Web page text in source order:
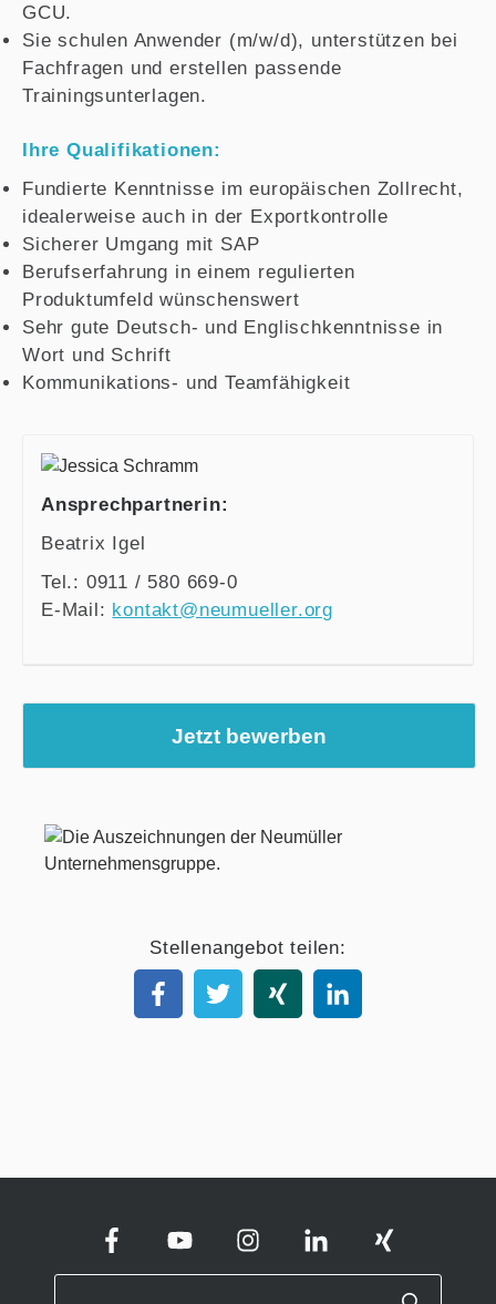
GCU.
Sie schulen Anwender (m/w/d), unterstützen bei
Fachfragen und erstellen passende
Trainingsunterlagen.
Ihre Qualifikationen:
Fundierte Kenntnisse im europäischen Zollrecht,
idealerweise auch in der Exportkontrolle
Sicherer Umgang mit SAP
Berufserfahrung in einem regulierten
Produktumfeld wünschenswert
Sehr gute Deutsch- und Englischkenntnisse in
Wort und Schrift
Kommunikations- und Teamfähigkeit
Ansprechpartnerin:
Beatrix Igel
Tel.: 0911 / 580 669-0
E-Mail: kontakt@neumueller.org
Jetzt bewerben
Stellenangebot teilen: